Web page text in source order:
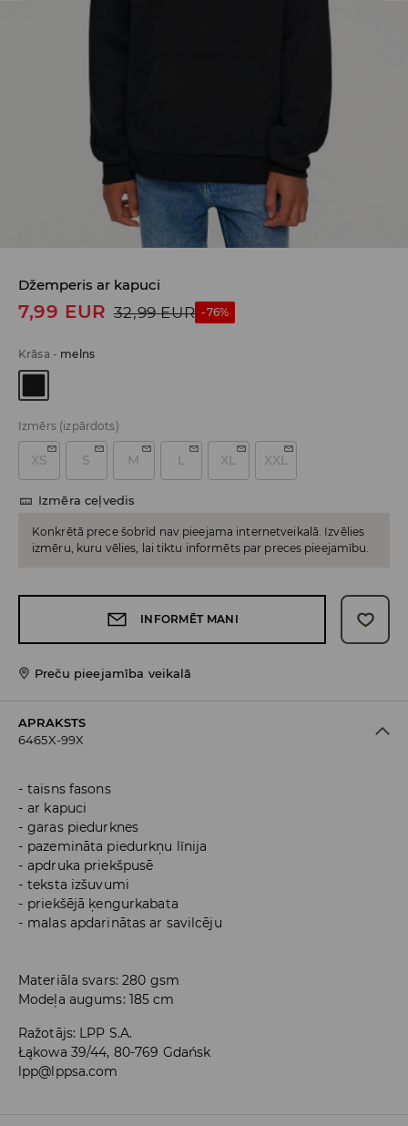
Džemperis ar kapuci
7,99 EUR 32,99 EUR -76%
Krāsa - melns
Izmērs (izpārdots)
XS S M L XL XXL
Izmēra ceļvedis
Konkrētā prece šobrīd nav pieejama internetveikalā. Izvēlies
izmēru, kuru vēlies, lai tiktu informēts par preces pieejamību.
INFORMĒT MANI
Preču pieejamība veikalā
APRAKSTS
6465X-99X
taisns fasons
ar kapuci
garas piedurknes
pazemināta piedurkņu līnija
apdruka priekšpusē
teksta izšuvumi
priekšējā ķengurkabata
malas apdarinātas ar savilcēju
Materiāla svars: 280 gsm
Modeļa augums: 185 cm
Ražotājs: LPP S.A.
Łąkowa 39/44, 80-769 Gdańsk
lpp@lppsa.com